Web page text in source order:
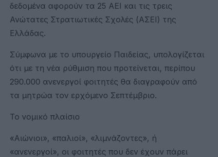
δεδομένα αφορούν τα 25 ΑΕΙ και τις τρεις
Ανώτατες Στρατιωτικές Σχολές (ΑΣΕΙ) της
Ελλάδας.
Σύμφωνα με το υπουργείο Παιδείας, υπολογίζεται
ότι με τη νέα ρύθμιση που προτείνεται, περίπου
290.000 ανενεργοί φοιτητές θα διαγραφούν από
τα μητρώα τον ερχόμενο Σεπτέμβριο.
Το νομικό πλαίσιο
«Αιώνιοι», «παλιοί», «λιμνάζοντες», ή
«ανενεργοί», οι φοιτητές που δεν έχουν πάρει